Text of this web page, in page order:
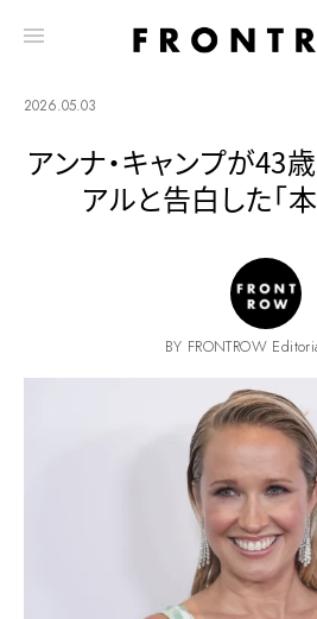
2026.05.03
アンナ・キャンプが43
アルと告白した「
BY FRONTROW